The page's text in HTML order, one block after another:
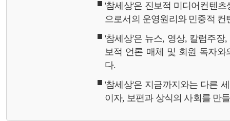
'참세상'은 진보적 미디어컨텐
으로서의 운영원리와 민중적
'참세상'은 뉴스, 영상, 칼럼주
보적 언론 매체 및 회원 독자와
다.
'참세상'은 지금까지와는 다른
이자, 보편과 상식의 사회를 만